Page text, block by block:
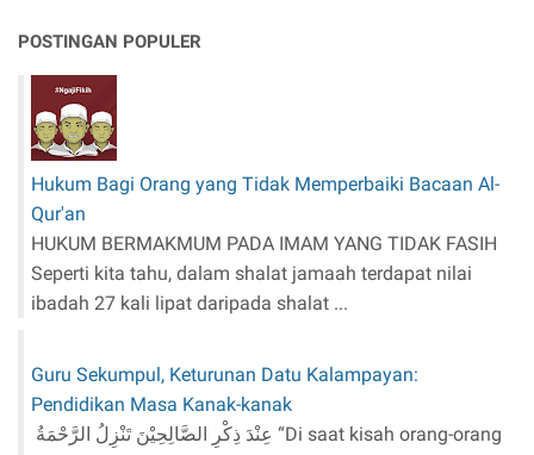
POSTINGAN POPULER
Hukum Bagi Orang yang Tidak Memperbaiki Bacaan Al-
Qur'an
HUKUM BERMAKMUM PADA IMAM YANG TIDAK FASIH
Seperti kita tahu, dalam shalat jamaah terdapat nilai
ibadah 27 kali lipat daripada shalat ...
Guru Sekumpul, Keturunan Datu Kalampayan:
Pendidikan Masa Kanak-kanak